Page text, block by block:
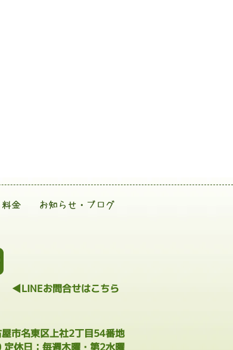
料金 お知らせ・ブログ
◀LINEお問合せはこちら
市名東区上社2丁目54番地
休日：毎週木曜・第2水曜